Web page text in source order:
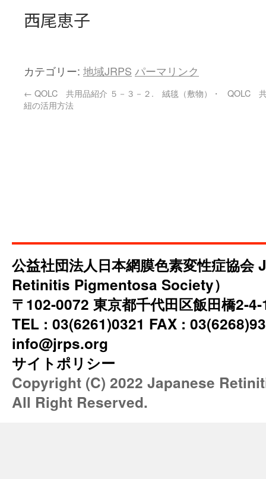
西尾恵子
カテゴリー: 地域JRPS パーマリンク
← QOLC 共用品紹介 ５－３－２. 絨毯（敷物）・
紐の活用方法
QOLC
公益社団法人日本網膜色素変性症協会
Retinitis Pigmentosa Society）
〒102-0072 東京都千代田区飯田橋2-
TEL : 03(6261)0321 FAX :
info@jrps.org
サイトポリシー
Copyright (C) 2022 Japanese
All Right Reserved.